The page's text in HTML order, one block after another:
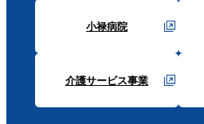
小禄病院
介護サービス事業